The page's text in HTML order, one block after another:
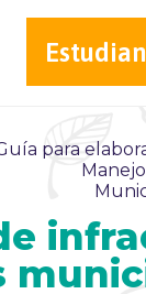
para